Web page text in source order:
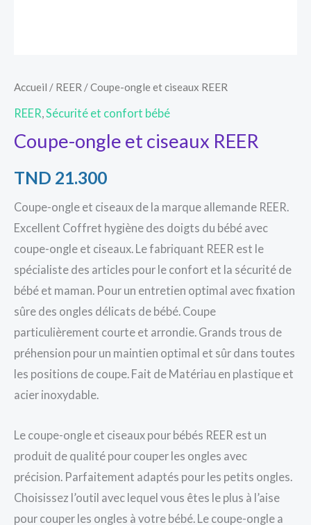
Accueil / REER / Coupe-ongle et ciseaux REER
REER Sécurité et confort bébé
Coupe-ongle et ciseaux REER
TND 21.300
Coupe-ongle et ciseaux de la marque allemande REER.
Excellent Coffret hygiène des doigts du bébé avec
coupe-ongle et ciseaux. Le fabriquant REER est le
spécialiste des articles pour le confort et la sécurité de
bébé et maman. Pour un entretien optimal avec fixation
sûre des ongles délicats de bébé. Coupe
particulièrement courte et arrondie. Grands trous de
préhension pour un maintien optimal et sûr dans toutes
les positions de coupe. Fait de Matériau en plastique et
acier inoxydable.
Le coupe-ongle et ciseaux pour bébés REER est un
produit de qualité pour couper les ongles avec
précision. Parfaitement adaptés pour les petits ongles.
Choisissez l’outil avec lequel vous êtes le plus à l’aise
pour couper les ongles à votre bébé. Le coupe-ongle a